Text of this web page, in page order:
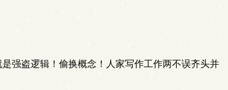
强盗逻辑！偷换概念！人家写作工作两不误齐头并